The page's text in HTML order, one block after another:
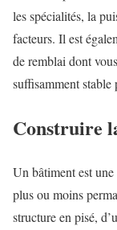
les spécialités, la
facteurs. Il est
de remblai dont
suffisamment
Construire
Un bâtiment est une
plus ou moins
structure en pisé,